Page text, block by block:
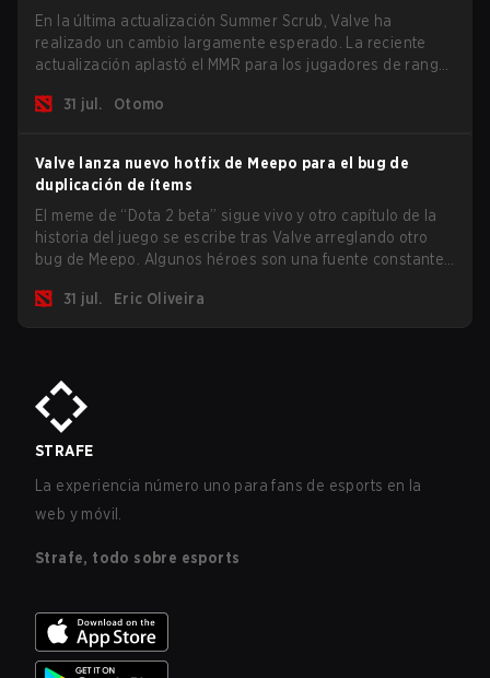
En la última actualización Summer Scrub, Valve ha
realizado un cambio largamente esperado. La reciente
actualización aplastó el MMR para los jugadores de rango
31 jul.
Otomo
Valve lanza nuevo hotfix de Meepo para el bug de
duplicación de ítems
El meme de “Dota 2 beta” sigue vivo y otro capítulo de la
historia del juego se escribe tras Valve arreglando otro
bug de Meepo. Algunos héroes son una fuente constante
son los más afectados por estos problemas.
31 jul. Eric Oliveira
STRAFE
La experiencia número uno para fans de esports en la
web y móvil.
Strafe, todo sobre esports